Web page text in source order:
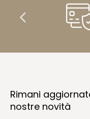
Rimani
nostre novità